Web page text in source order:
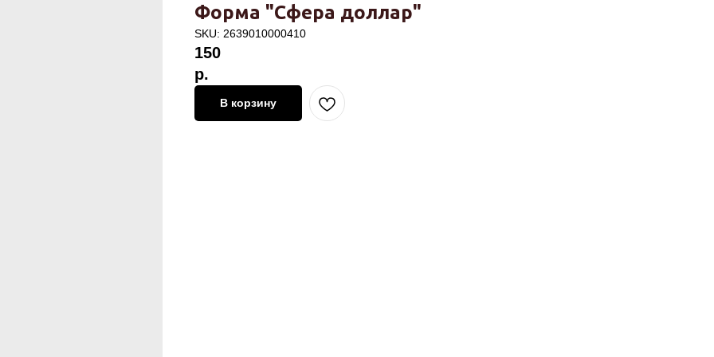
Форма "Сфера доллар"
SKU: 2639010000410
150
р.
В корзину